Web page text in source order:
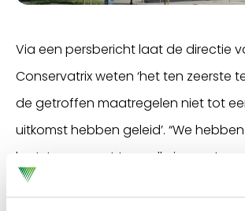
Via een persbericht laat de directie
Conservatrix weten ‘het ten zeerste
de getroffen maatregelen niet tot
uitkomst hebben geleid’. “We
laatste moment ten volle ingezet
polishouders. Dat dit ondanks de